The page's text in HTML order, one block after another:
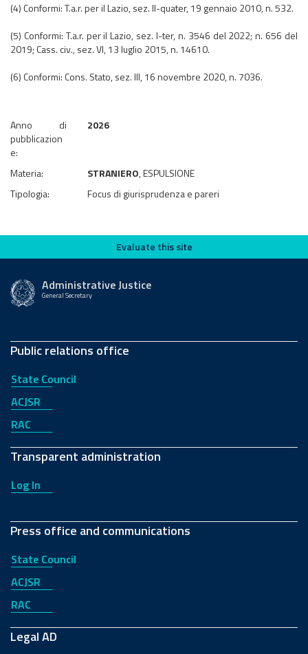
(4) Conformi: T.a.r. per il Lazio, sez. II-quater, 19 gennaio 2010, n. 532.
(5) Conformi: T.a.r. per il Lazio, sez. I-ter, n. 3546 del 2022; n. 656 del
2019; Cass. civ., sez. VI, 13 luglio 2015, n. 14610.
(6) Conformi: Cons. Stato, sez. III, 16 novembre 2020, n. 7036.
Anno di
pubblicazion
e:
2026
Materia: STRANIERO, ESPULSIONE
Tipologia:
Focus di giurisprudenza e pareri
Evaluate this siteEvaluate this site
Administrative Justice
General Secretary
Public relations office
State Council
ACJSR
RAC
Transparent administration
Log In
Press office and communications
State Council
ACJSR
RAC
Legal AD